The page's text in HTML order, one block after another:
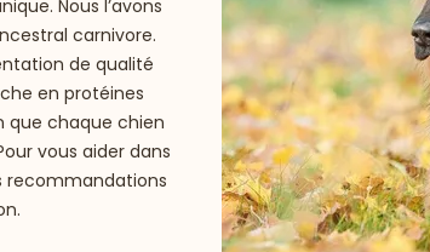
Nous l’avons
carnivore.
de qualité
en protéines
que chaque chien
vous aider dans
recommandations